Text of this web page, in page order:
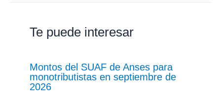
Te puede interesar
Montos del SUAF de Anses para
monotributistas en septiembre de
2026